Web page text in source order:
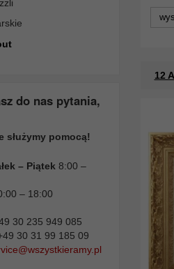
do nas pytania,
służymy pomocą!
– Piątek 8:00 –
– 18:00
30 235 949 085
30 31 99 185 09
12